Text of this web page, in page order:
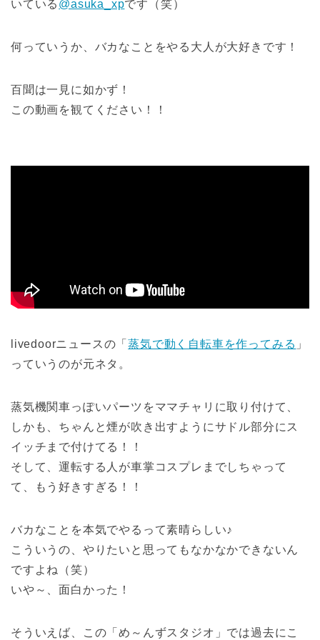
いている @asuka_xpです（笑）
何っていうか、バカなことをやる大人が大好きです！
百聞は一見に如かず！
この動画を観てください！！
livedoorニュースの「蒸気で動く自転車を作ってみる 」
っていうのが元ネタ。
蒸気機関車っぽいパーツをママチャリに取り付けて、
しかも、ちゃんと煙が吹き出すようにサドル部分にス
イッチまで付けてる！！
そして、運転する人が車掌コスプレまでしちゃって
て、もう好きすぎる！！
バカなことを本気でやるって素晴らしい♪
こういうの、やりたいと思ってもなかなかできないん
ですよね（笑）
いや～、面白かった！
そういえば、この「め～んずスタジオ」では過去にこ